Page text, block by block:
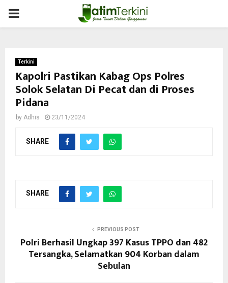
PRIMARY
Terkini
Kapolri Pastikan Kabag Ops Polres
Solok Selatan Di Pecat dan di Proses
Pidana
by Adhis 23/11/2024
SHARE
SHARE
PREVIOUS POST
Polri Berhasil Ungkap 397 Kasus TPPO dan 482
Tersangka, Selamatkan 904 Korban dalam
Sebulan